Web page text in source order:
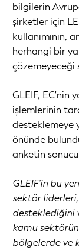
bilgilerin
şirketler için
kullanımının,
herhangi bir
çözemeyeceği
GLEIF, EC'nin
işlemlerinin
desteklemeye
önünde
anketin
GLEIF'in bu
sektör
desteklediğini
kamu
bölgelerde ve